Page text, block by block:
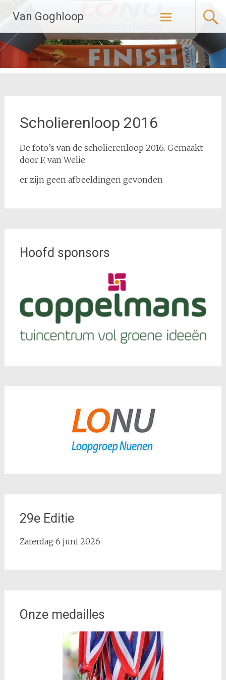
inhoud
springen
Van Goghloop
Scholierenloop 2016
De foto’s van de scholierenloop 2016. Gemaakt
door F. van Welie
er zijn geen afbeeldingen gevonden
Hoofd sponsors
29e Editie
Zaterdag 6 juni 2026
Onze medailles